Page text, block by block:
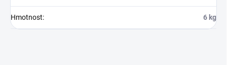
Hmotnost: 6 kg